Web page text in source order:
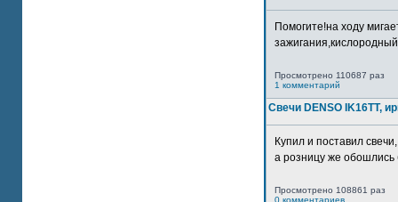
Помогите!на ходу
Просмотрено 110687 раз
1 комментарий
Свечи DENSO IK16TT,
Купил и поставил
а розницу же обошлись
Просмотрено 108861 раз
0 комментариев